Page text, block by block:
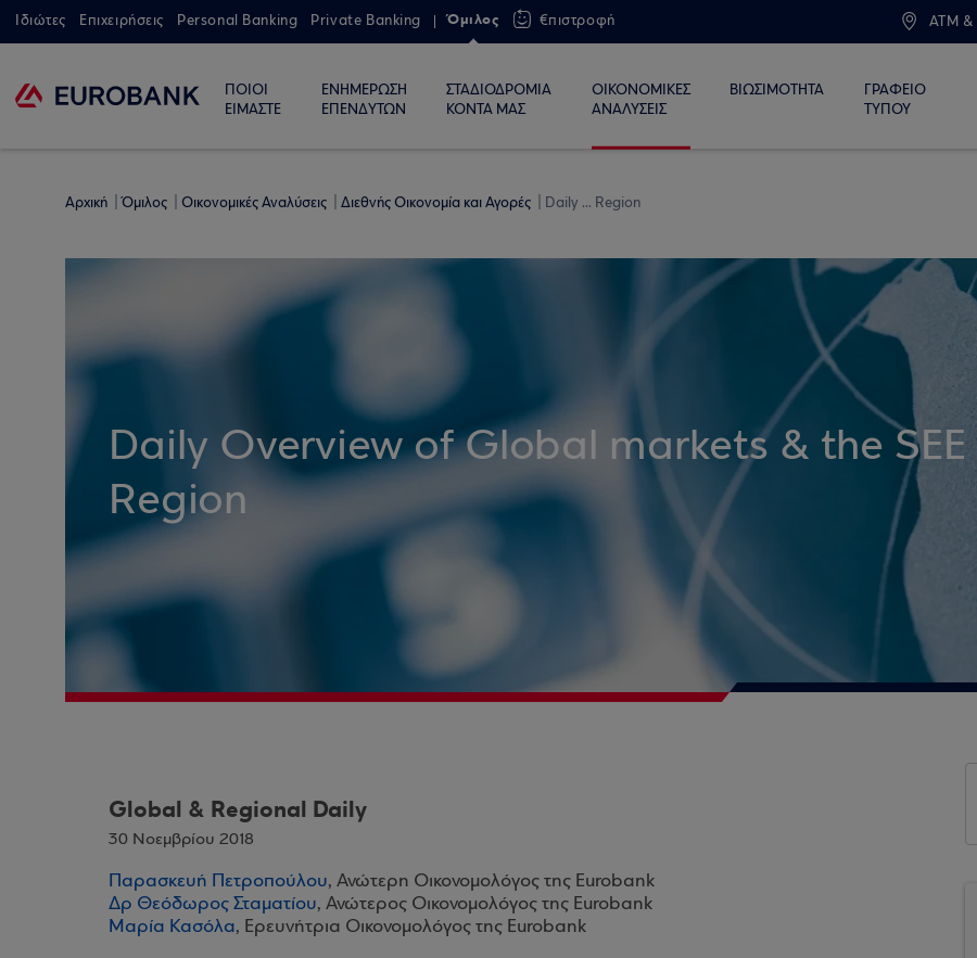
Ιδιώτες Επιχειρήσεις Personal Banking Private Banking Όμιλος €πιστροφή ATM &
ΠΟΙΟΙ
ΕΙΜΑΣΤΕ
ΕΝΗΜΕΡΩΣΗ
ΕΠΕΝΔΥΤΩΝ
ΣΤΑΔΙΟΔΡΟΜΙΑ
ΚΟΝΤΑ ΜΑΣ
ΟΙΚΟΝΟΜΙΚΕΣ
ΑΝΑΛΥΣΕΙΣ
ΒΙΩΣΙΜΟΤΗΤΑ
ΓΡΑΦΕΙΟ
ΤΥΠΟΥ
Αρχική Όμιλος Οικονομικές Αναλύσεις Διεθνής Οικονομία και Αγορές Daily ... Region
Daily Overview of Global markets & the SEE
Region
Global & Regional Daily
30 Νοεμβρίου 2018
Παρασκευή Πετροπούλου, Ανώτερη Οικονομολόγος της Eurobank
Δρ Θεόδωρος Σταματίου, Ανώτερος Οικονομολόγος της Eurobank
Μαρία Κασόλα, Ερευνήτρια Οικονομολόγος της Eurobank